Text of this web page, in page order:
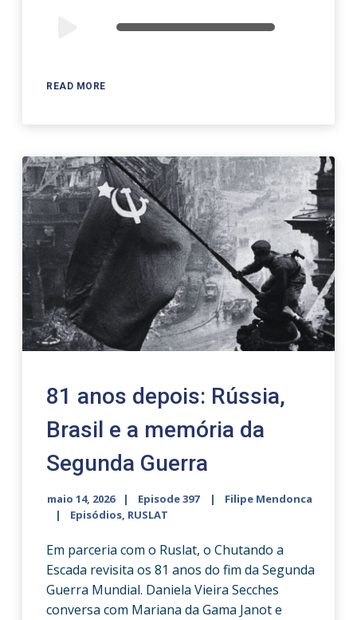
READ MORE
81 anos depois: Rússia,
Brasil e a memória da
Segunda Guerra
maio 14, 2026 Episode 397
Filipe Mendonca
Episódios, RUSLAT
Em parceria com o Ruslat, o Chutando a
Escada revisita os 81 anos do fim da Segunda
Guerra Mundial. Daniela Vieira Secches
conversa com Mariana da Gama Janot e